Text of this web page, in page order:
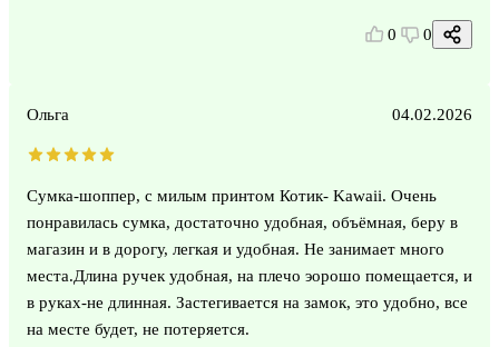
0 0
Ольга 04.02.2026
Сумка-шоппер, с милым принтом Котик- Kawaii. Очень
понравилась сумка, достаточно удобная, объёмная, беру в
магазин и в дорогу, легкая и удобная. Не занимает много
места.Длина ручек удобная, на плечо эорошо помещается, и
в руках-не длинная. Застегивается на замок, это удобно, все
на месте будет, не потеряется.